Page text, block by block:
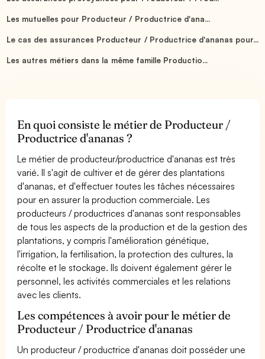
Les mutuelles pour Producteur / Productrice d'ana...
Le cas des assurances Producteur / Productrice d'ananas pour...
Les autres métiers dans la même famille Productio...
En quoi consiste le métier de Producteur /
Productrice d'ananas ?
Le métier de producteur/productrice d'ananas est très
varié. Il s'agit de cultiver et de gérer des plantations
d'ananas, et d'effectuer toutes les tâches nécessaires
pour en assurer la production commerciale. Les
producteurs / productrices d'ananas sont responsables
de tous les aspects de la production et de la gestion des
plantations, y compris l'amélioration génétique,
l'irrigation, la fertilisation, la protection des cultures, la
récolte et le stockage. Ils doivent également gérer le
personnel, les activités commerciales et les relations
avec les clients.
Les compétences à avoir pour le métier de
Producteur / Productrice d'ananas
Un producteur / productrice d'ananas doit posséder une